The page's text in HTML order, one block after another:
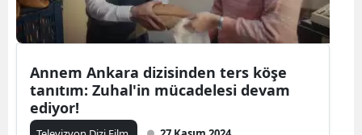
Annem Ankara dizisinden ters köşe
tanıtım: Zuhal'in mücadelesi devam
ediyor!